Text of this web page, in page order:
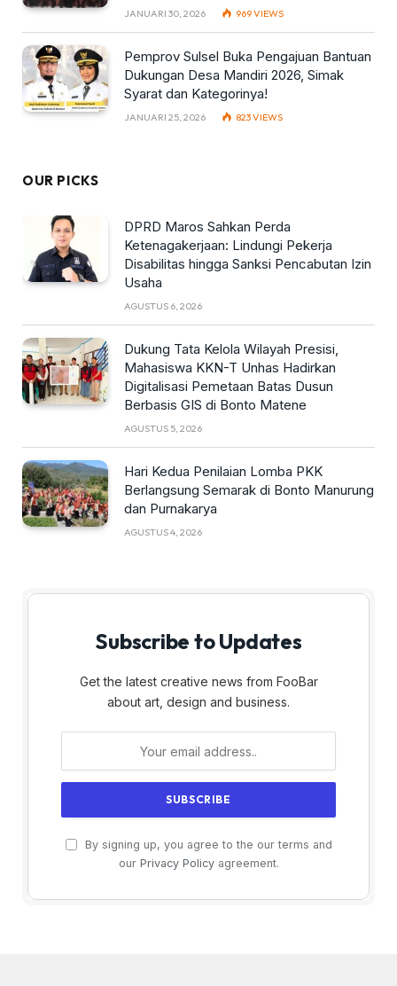
JANUARI 30, 2026 969VIEWS
Pemprov Sulsel Buka Pengajuan Bantuan
Dukungan Desa Mandiri 2026, Simak
Syarat dan Kategorinya!
JANUARI 25, 2026 823VIEWS
OUR PICKS
DPRD Maros Sahkan Perda
Ketenagakerjaan: Lindungi Pekerja
Disabilitas hingga Sanksi Pencabutan Izin
Usaha
AGUSTUS 6, 2026
Dukung Tata Kelola Wilayah Presisi,
Mahasiswa KKN-T Unhas Hadirkan
Digitalisasi Pemetaan Batas Dusun
Berbasis GIS di Bonto Matene
AGUSTUS 5, 2026
Hari Kedua Penilaian Lomba PKK
Berlangsung Semarak di Bonto Manurung
dan Purnakarya
AGUSTUS 4, 2026
Subscribe to Updates
Get the latest creative news from FooBar
about art, design and business.
By signing up, you agree to the our terms and
our Privacy Policyagreement.